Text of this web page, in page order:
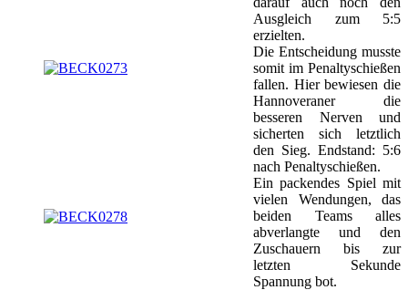
Ausgleich zum 5:5
erzielten.
Die Entscheidung musste
somit im Penaltyschießen
fallen. Hier bewiesen die
Hannoveraner die
besseren Nerven und
sicherten sich letztlich
den Sieg. Endstand: 5:6
nach Penaltyschießen.
Ein packendes Spiel mit
vielen Wendungen, das
beiden Teams alles
abverlangte und den
Zuschauern bis zur
letzten Sekunde
Spannung bot.